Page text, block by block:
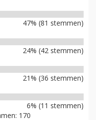
47% (81 stemmen)
24% (42 stemmen)
21% (36 stemmen)
6% (11 stemmen)
170